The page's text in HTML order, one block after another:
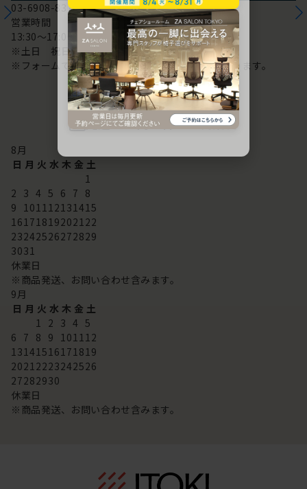
03-6908-8370
営業時間
13:30～17:00
※土日 祝日は休み
※フォームでのお問い合わせは24時間対応しております。
配送・お問い合わせ営業日
8月
日 月 火 水 木 金 土
1
2 3 4 5 6 7 8
9 101112131415
16171819202122
23242526272829
3031
休業日
※商品発送、お問い合わせ含みます。
9月
日 月 火 水 木 金 土
1 2 3 4 5
6 7 8 9 101112
13141516171819
20212223242526
27282930
休業日
※商品発送、お問い合わせ含みます。